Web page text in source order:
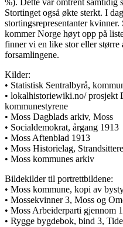
%). Dette var omtrent samtidig
Stortinget også økte sterkt. I
stortingsrepresentanter
kommer Norge høyt opp på
finner vi en like stor eller
forsamlingene.
Kilder:
• Statistisk Sentralbyrå,
• lokalhistoriewiki.no/ prosjekt
kommunestyrene
• Moss Dagblads arkiv, Moss
• Socialdemokrat, årgang 1913
• Moss Aftenblad 1913
• Moss Historielag,
• Moss kommunes arkiv
Bildekilder til portrettbildene:
• Moss kommune, kopi av
• Mossekvinner 3, Moss og
• Moss Arbeiderparti gjennom
• Rygge bygdebok, bind 3,